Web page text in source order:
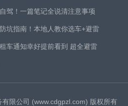
驾！一篇笔记全说清注意事项
坑指南！本地人教你选车+避雷
车通知幸好提前看到 超全避雷
限公司 (www.cdgpzl.com) 版权所有